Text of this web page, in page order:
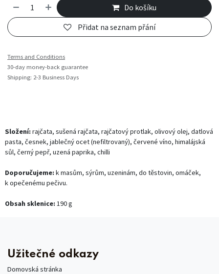
Do košíku
Přidat na seznam přání
Terms and Conditions
30-day money-back guarantee
Shipping: 2-3 Business Days
Složení:rajčata, sušená rajčata, rajčatový protlak, olivový olej, datlová
pasta, česnek, jablečný ocet (nefiltrovaný), červené víno, himalájská
sůl, černý pepř, uzená paprika, chilli
Doporučujeme:k masům, sýrům, uzeninám, do těstovin, omáček,
k opečenému pečivu.
Obsah sklenice:190 g
Užitečné odkazy
Domovská stránka